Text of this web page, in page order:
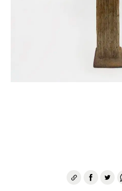
COUPES ET
DIVERS
PIÈCES A MAIN ET
SCÈNES DE